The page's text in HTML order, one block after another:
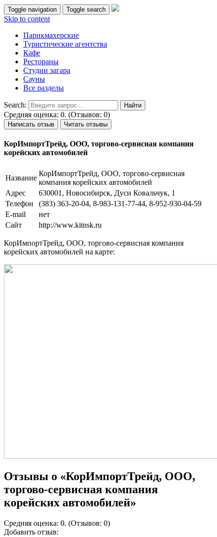
Toggle navigation Toggle search
Skip to content
Парикмахерские
Туристические агентства
Кафе
Рестораны
Студии загара
Сауны
Все разделы
Search:
Средняя оценка: 0. (Отзывов: 0)
Написать отзыв Читать отзывы
КорИмпортТрейд, ООО, торгово-сервисная компания
корейских автомобилей
Название
КорИмпортТрейд, ООО, торгово-сервисная
компания корейских автомобилей
Адрес
630001, Новосибирск, Дуси Ковальчук, 1
Телефон
(383) 363-20-04, 8-983-131-77-44, 8-952-930-04-59
E-mail
нет
Сайт
http://www.kitnsk.ru
КорИмпортТрейд, ООО, торгово-сервисная компания
корейских автомобилей на карте:
Отзывы о «КорИмпортТрейд, ООО,
торгово-сервисная компания
корейских автомобилей»
Средняя оценка: 0. (Отзывов: 0)
Добавить отзыв: